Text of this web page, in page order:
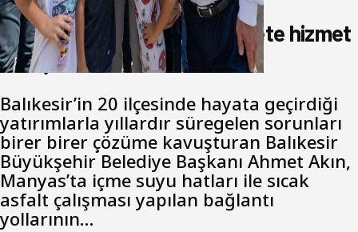
Akın: Benim derdim memlekete hizmet
hemşerim!
Balıkesir’in 20 ilçesinde hayata geçirdiği
yatırımlarla yıllardır süregelen sorunları
birer birer çözüme kavuşturan Balıkesir
Büyükşehir Belediye Başkanı Ahmet Akın,
Manyas’ta içme suyu hatları ile sıcak
asfalt çalışması yapılan bağlantı
yollarının…